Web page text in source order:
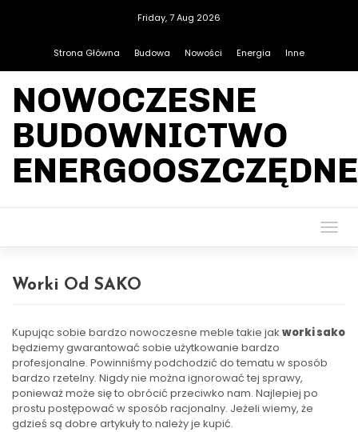
Friday, 7 Aug 2026
Strona Główna Budowa Nowości Energia Inne
NOWOCZESNE
BUDOWNICTWO
ENERGOOSZCZĘDNE
Worki Od SAKO
Kupując sobie bardzo nowoczesne meble takie jak worki sako
będziemy gwarantować sobie użytkowanie bardzo
profesjonalne. Powinniśmy podchodzić do tematu w sposób
bardzo rzetelny. Nigdy nie można ignorować tej sprawy,
ponieważ może się to obrócić przeciwko nam. Najlepiej po
prostu postępować w sposób racjonalny. Jeżeli wiemy, że
gdzieś są dobre artykuły to należy je kupić.